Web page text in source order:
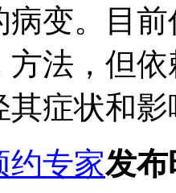
病变。目
方法，但
其症状和影
约专家发布